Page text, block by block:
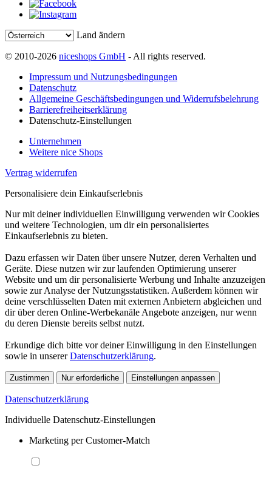
Land ändern
© 2010-2026 niceshops GmbH - All rights reserved.
Impressum und Nutzungsbedingungen
Datenschutz
Allgemeine Geschäftsbedingungen und Widerrufsbelehrung
Barrierefreiheitserklärung
Datenschutz-Einstellungen
Unternehmen
Weitere nice Shops
Vertrag widerrufen
Personalisiere dein Einkaufserlebnis
Nur mit deiner individuellen Einwilligung verwenden wir Cookies
und weitere Technologien, um dir ein personalisiertes
Einkaufserlebnis zu bieten.
Dazu erfassen wir Daten über unsere Nutzer, deren Verhalten und
Geräte. Diese nutzen wir zur laufenden Optimierung unserer
Website und um dir personalisierte Werbung und Inhalte anzuzeigen
sowie zur Analyse der Nutzungsstatistiken. Außerdem können wir
deine verschlüsselten Daten mit externen Anbietern abgleichen und
dir über deren Online-Werbekanäle Angebote anzeigen, nur wenn
du deren Dienste bereits selbst nutzt.
Erkundige dich bitte vor deiner Einwilligung in den Einstellungen
sowie in unsererDatenschutzerklärung.
Zustimmen Nur erforderliche Einstellungen anpassen
Datenschutzerklärung
Individuelle Datenschutz-Einstellungen
Marketing per Customer-Match